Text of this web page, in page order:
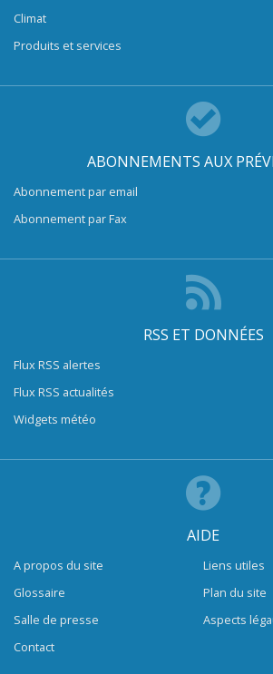
Climat
Produits et services
ABONNEMENTS AUX
Abonnement par email
Abonnement par Fax
RSS ET DONNÉES
Flux RSS alertes
Flux RSS actualités
Widgets météo
AIDE
A propos du site
Glossaire
Salle de presse
Contact
Liens utiles
Plan du site
Aspects